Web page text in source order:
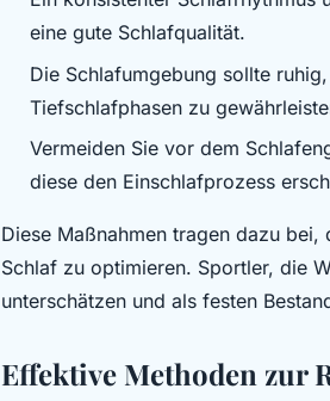
eine gute Schlafqualität.
Die Schlafumgebung sollte
Tiefschlafphasen zu
Vermeiden Sie vor dem
diese den Einschlafprozess
Diese Maßnahmen tragen dazu
Schlaf zu optimieren. Sportler, die
unterschätzen und als festen
Effektive Methoden zur